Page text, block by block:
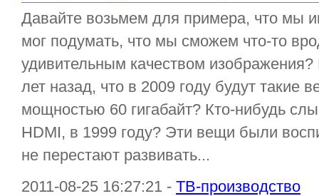
Давайте возьмем для примера, что мы
мог подумать, что мы сможем что-то
удивительным качеством
лет назад, что в 2009 году будут такие
мощностью 60 гигабайт? Кто-нибудь
HDMI, в 1999 году? Эти вещи были
не перестают развивать...
2011-08-25 16:27:21 - ТВ-производство